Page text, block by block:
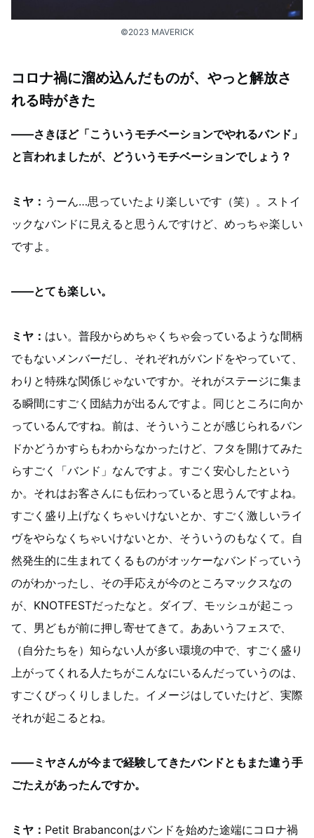
©︎2023 MAVERICK
コロナ禍に溜め込んだものが、やっと解放さ
れる時がきた
——さきほど「こういうモチベーションでやれるバンド」
と言われましたが、どういうモチベーションでしょう？
ミヤ： うーん…思っていたより楽しいです（笑）。ストイ
ックなバンドに見えると思うんですけど、めっちゃ楽しい
ですよ。
——とても楽しい。
ミヤ： はい。普段からめちゃくちゃ会っているような間柄
でもないメンバーだし、それぞれがバンドをやっていて、
わりと特殊な関係じゃないですか。それがステージに集ま
る瞬間にすごく団結力が出るんですよ。同じところに向か
っているんですね。前は、そういうことが感じられるバン
ドかどうかすらもわからなかったけど、フタを開けてみた
らすごく「バンド」なんですよ。すごく安心したという
か。それはお客さんにも伝わっていると思うんですよね。
すごく盛り上げなくちゃいけないとか、すごく激しいライ
ヴをやらなくちゃいけないとか、そういうのもなくて。自
然発生的に生まれてくるものがオッケーなバンドっていう
のがわかったし、その手応えが今のところマックスなの
が、KNOTFESTだったなと。ダイブ、モッシュが起こっ
て、男どもが前に押し寄せてきて。ああいうフェスで、
（自分たちを）知らない人が多い環境の中で、すごく盛り
上がってくれる人たちがこんなにいるんだっていうのは、
すごくびっくりしました。イメージはしていたけど、実際
それが起こるとね。
——ミヤさんが今まで経験してきたバンドともまた違う手
ごたえがあったんですか。
ミヤ： Petit Brabanconはバンドを始めた途端にコロナ禍